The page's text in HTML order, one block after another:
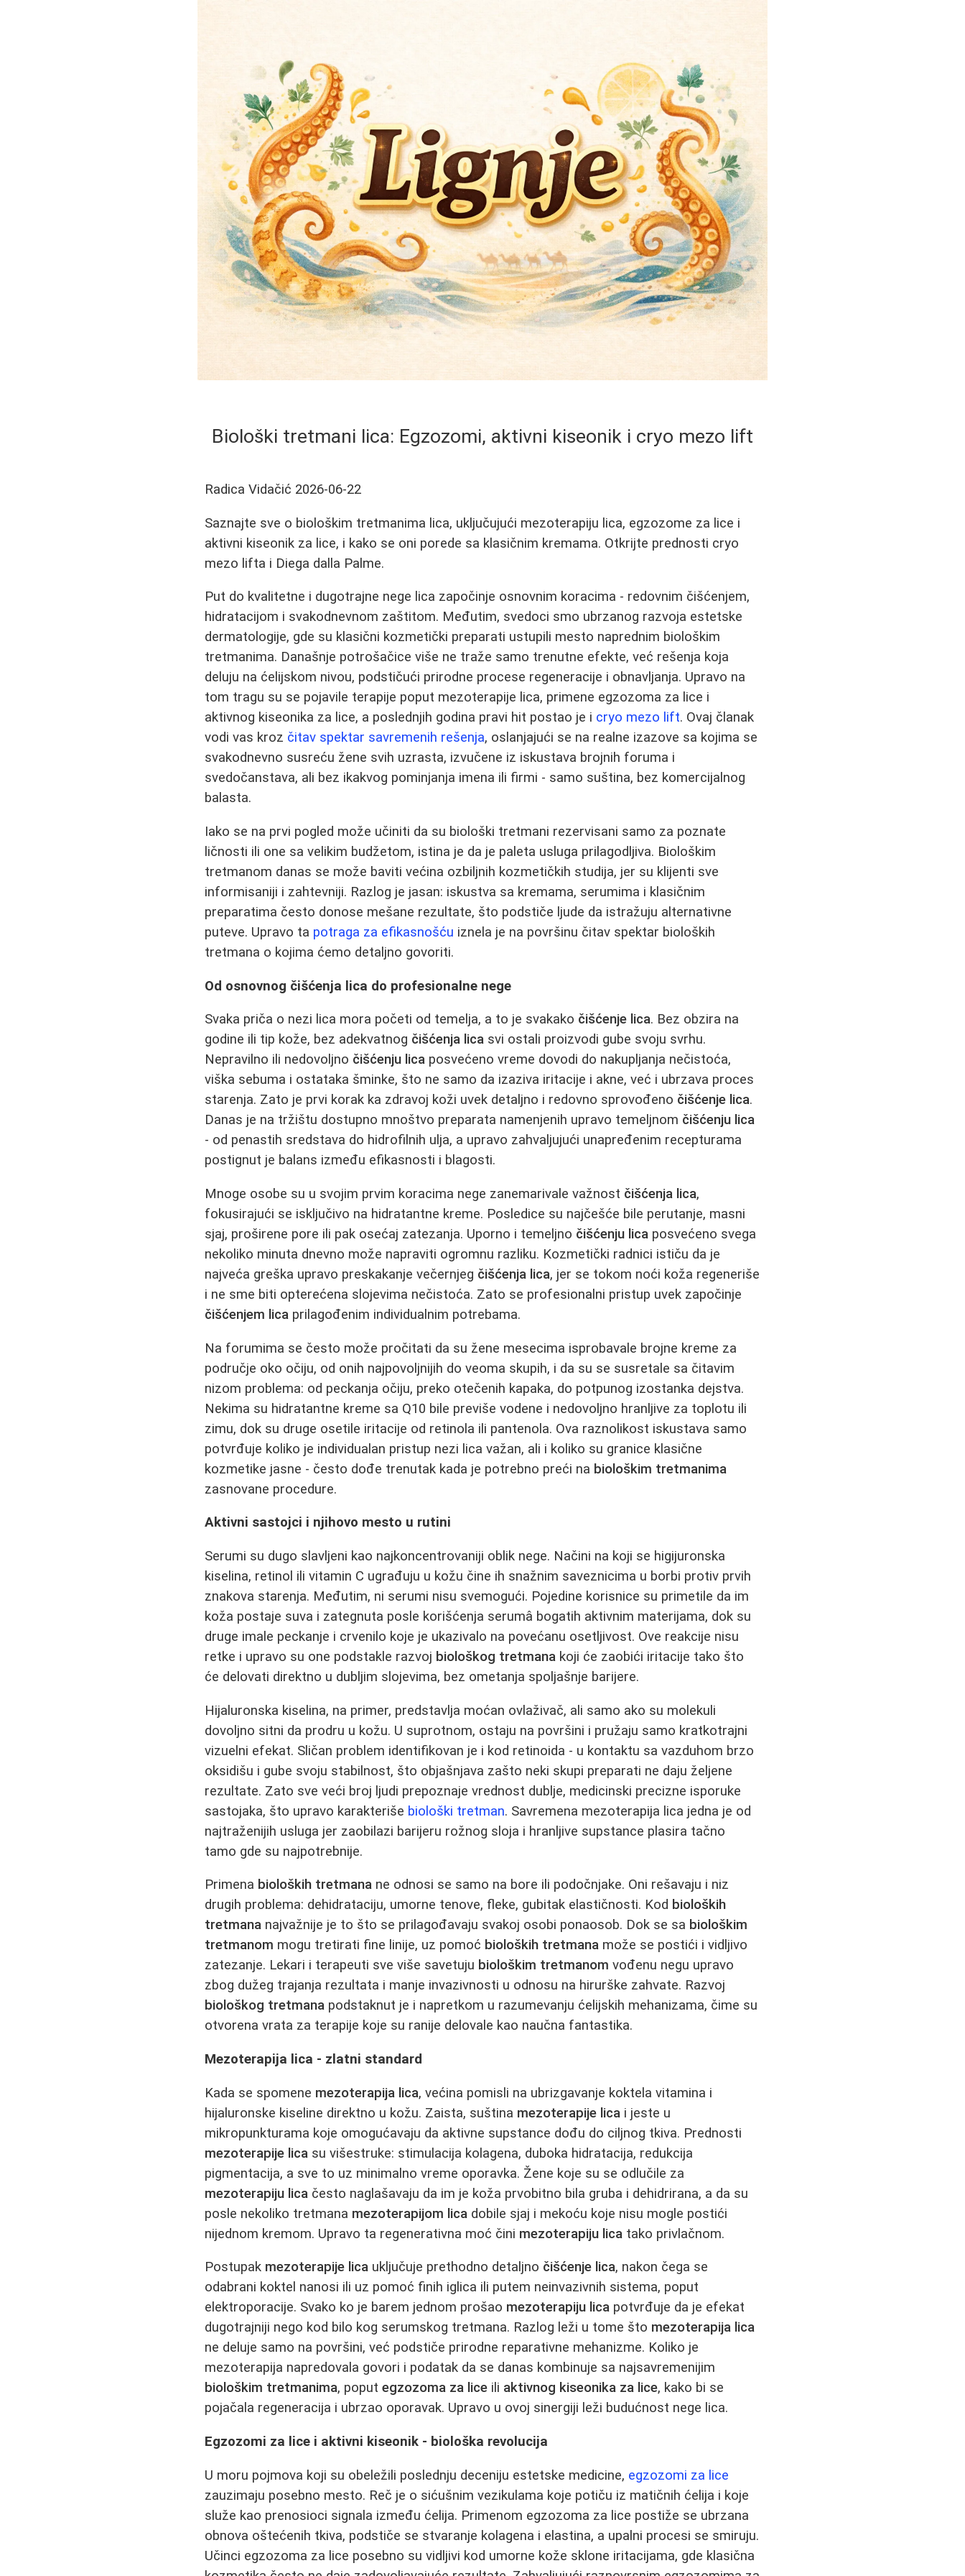
Biološki tretmani lica: Egzozomi, aktivni kiseonik i cryo mezo lift
Radica Vidačić 2026-06-22
Saznajte sve o biološkim tretmanima lica, uključujući mezoterapiju lica, egzozome za lice i
aktivni kiseonik za lice, i kako se oni porede sa klasičnim kremama. Otkrijte prednosti cryo
mezo lifta i Diega dalla Palme.
Put do kvalitetne i dugotrajne nege lica započinje osnovnim koracima - redovnim čišćenjem,
hidratacijom i svakodnevnom zaštitom. Međutim, svedoci smo ubrzanog razvoja estetske
dermatologije, gde su klasični kozmetički preparati ustupili mesto naprednim biološkim
tretmanima. Današnje potrošačice više ne traže samo trenutne efekte, već rešenja koja
deluju na ćelijskom nivou, podstičući prirodne procese regeneracije i obnavljanja. Upravo na
tom tragu su se pojavile terapije poput mezoterapije lica, primene egzozoma za lice i
aktivnog kiseonika za lice, a poslednjih godina pravi hit postao je i cryo mezo lift. Ovaj članak
vodi vas kroz čitav spektar savremenih rešenja, oslanjajući se na realne izazove sa kojima se
svakodnevno susreću žene svih uzrasta, izvučene iz iskustava brojnih foruma i
svedočanstava, ali bez ikakvog pominjanja imena ili firmi - samo suština, bez komercijalnog
balasta.
Iako se na prvi pogled može učiniti da su biološki tretmani rezervisani samo za poznate
ličnosti ili one sa velikim budžetom, istina je da je paleta usluga prilagodljiva. Biološkim
tretmanom danas se može baviti većina ozbiljnih kozmetičkih studija, jer su klijenti sve
informisaniji i zahtevniji. Razlog je jasan: iskustva sa kremama, serumima i klasičnim
preparatima često donose mešane rezultate, što podstiče ljude da istražuju alternativne
puteve. Upravo ta potraga za efikasnošću iznela je na površinu čitav spektar bioloških
tretmana o kojima ćemo detaljno govoriti.
Od osnovnog čišćenja lica do profesionalne nege
Svaka priča o nezi lica mora početi od temelja, a to je svakako čišćenje lica. Bez obzira na
godine ili tip kože, bez adekvatnog čišćenja lica svi ostali proizvodi gube svoju svrhu.
Nepravilno ili nedovoljno čišćenju lica posvećeno vreme dovodi do nakupljanja nečistoća,
viška sebuma i ostataka šminke, što ne samo da izaziva iritacije i akne, već i ubrzava proces
starenja. Zato je prvi korak ka zdravoj koži uvek detaljno i redovno sprovođeno čišćenje lica.
Danas je na tržištu dostupno mnoštvo preparata namenjenih upravo temeljnom čišćenju lica
- od penastih sredstava do hidrofilnih ulja, a upravo zahvaljujući unapređenim recepturama
postignut je balans između efikasnosti i blagosti.
Mnoge osobe su u svojim prvim koracima nege zanemarivale važnost čišćenja lica,
fokusirajući se isključivo na hidratantne kreme. Posledice su najčešće bile perutanje, masni
sjaj, proširene pore ili pak osećaj zatezanja. Uporno i temeljno čišćenju lica posvećeno svega
nekoliko minuta dnevno može napraviti ogromnu razliku. Kozmetički radnici ističu da je
najveća greška upravo preskakanje večernjeg čišćenja lica, jer se tokom noći koža regeneriše
i ne sme biti opterećena slojevima nečistoća. Zato se profesionalni pristup uvek započinje
čišćenjem lica prilagođenim individualnim potrebama.
Na forumima se često može pročitati da su žene mesecima isprobavale brojne kreme za
područje oko očiju, od onih najpovoljnijih do veoma skupih, i da su se susretale sa čitavim
nizom problema: od peckanja očiju, preko otečenih kapaka, do potpunog izostanka dejstva.
Nekima su hidratantne kreme sa Q10 bile previše vodene i nedovoljno hranljive za toplotu ili
zimu, dok su druge osetile iritacije od retinola ili pantenola. Ova raznolikost iskustava samo
potvrđuje koliko je individualan pristup nezi lica važan, ali i koliko su granice klasične
kozmetike jasne - često dođe trenutak kada je potrebno preći na biološkim tretmanima
zasnovane procedure.
Aktivni sastojci i njihovo mesto u rutini
Serumi su dugo slavljeni kao najkoncentrovaniji oblik nege. Načini na koji se higijuronska
kiselina, retinol ili vitamin C ugrađuju u kožu čine ih snažnim saveznicima u borbi protiv prvih
znakova starenja. Međutim, ni serumi nisu svemogući. Pojedine korisnice su primetile da im
koža postaje suva i zategnuta posle korišćenja serumâ bogatih aktivnim materijama, dok su
druge imale peckanje i crvenilo koje je ukazivalo na povećanu osetljivost. Ove reakcije nisu
retke i upravo su one podstakle razvoj biološkog tretmana koji će zaobići iritacije tako što
će delovati direktno u dubljim slojevima, bez ometanja spoljašnje barijere.
Hijaluronska kiselina, na primer, predstavlja moćan ovlaživač, ali samo ako su molekuli
dovoljno sitni da prodru u kožu. U suprotnom, ostaju na površini i pružaju samo kratkotrajni
vizuelni efekat. Sličan problem identifikovan je i kod retinoida - u kontaktu sa vazduhom brzo
oksidišu i gube svoju stabilnost, što objašnjava zašto neki skupi preparati ne daju željene
rezultate. Zato sve veći broj ljudi prepoznaje vrednost dublje, medicinski precizne isporuke
sastojaka, što upravo karakteriše biološki tretman. Savremena mezoterapija lica jedna je od
najtraženijih usluga jer zaobilazi barijeru rožnog sloja i hranljive supstance plasira tačno
tamo gde su najpotrebnije.
Primena bioloških tretmana ne odnosi se samo na bore ili podočnjake. Oni rešavaju i niz
drugih problema: dehidrataciju, umorne tenove, fleke, gubitak elastičnosti. Kod bioloških
tretmana najvažnije je to što se prilagođavaju svakoj osobi ponaosob. Dok se sa biološkim
tretmanom mogu tretirati fine linije, uz pomoć bioloških tretmana može se postići i vidljivo
zatezanje. Lekari i terapeuti sve više savetuju biološkim tretmanom vođenu negu upravo
zbog dužeg trajanja rezultata i manje invazivnosti u odnosu na hirurške zahvate. Razvoj
biološkog tretmana podstaknut je i napretkom u razumevanju ćelijskih mehanizama, čime su
otvorena vrata za terapije koje su ranije delovale kao naučna fantastika.
Mezoterapija lica - zlatni standard
Kada se spomene mezoterapija lica, većina pomisli na ubrizgavanje koktela vitamina i
hijaluronske kiseline direktno u kožu. Zaista, suština mezoterapije lica i jeste u
mikropunkturama koje omogućavaju da aktivne supstance dođu do ciljnog tkiva. Prednosti
mezoterapije lica su višestruke: stimulacija kolagena, duboka hidratacija, redukcija
pigmentacija, a sve to uz minimalno vreme oporavka. Žene koje su se odlučile za
mezoterapiju lica često naglašavaju da im je koža prvobitno bila gruba i dehidrirana, a da su
posle nekoliko tretmana mezoterapijom lica dobile sjaj i mekoću koje nisu mogle postići
nijednom kremom. Upravo ta regenerativna moć čini mezoterapiju lica tako privlačnom.
Postupak mezoterapije lica uključuje prethodno detaljno čišćenje lica, nakon čega se
odabrani koktel nanosi ili uz pomoć finih iglica ili putem neinvazivnih sistema, poput
elektroporacije. Svako ko je barem jednom prošao mezoterapiju lica potvrđuje da je efekat
dugotrajniji nego kod bilo kog serumskog tretmana. Razlog leži u tome što mezoterapija lica
ne deluje samo na površini, već podstiče prirodne reparativne mehanizme. Koliko je
mezoterapija napredovala govori i podatak da se danas kombinuje sa najsavremenijim
biološkim tretmanima, poputegzozoma za lice ili aktivnog kiseonika za lice, kako bi se
pojačala regeneracija i ubrzao oporavak. Upravo u ovoj sinergiji leži budućnost nege lica.
Egzozomi za lice i aktivni kiseonik - biološka revolucija
U moru pojmova koji su obeležili poslednju deceniju estetske medicine, egzozomi za lice
zauzimaju posebno mesto. Reč je o sićušnim vezikulama koje potiču iz matičnih ćelija i koje
služe kao prenosioci signala između ćelija. Primenom egzozoma za lice postiže se ubrzana
obnova oštećenih tkiva, podstiče se stvaranje kolagena i elastina, a upalni procesi se smiruju.
Učinci egzozoma za lice posebno su vidljivi kod umorne kože sklone iritacijama, gde klasična